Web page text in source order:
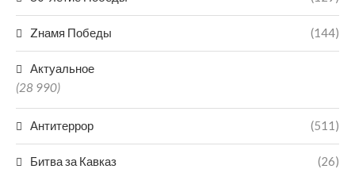
Zнамя Победы (144)
Актуальное
(28 990)
Антитеррор (511)
Битва за Кавказ (26)